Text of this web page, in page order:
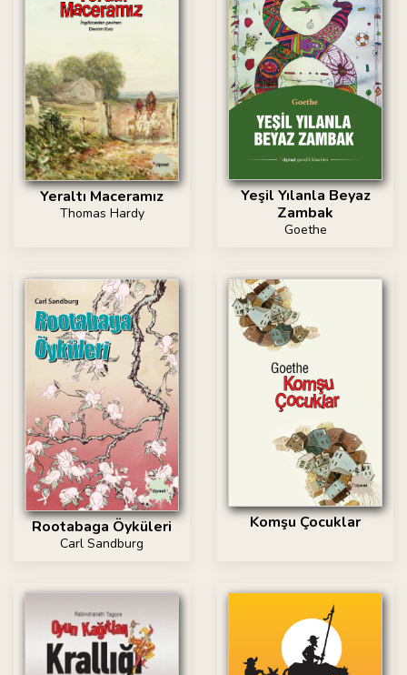
Yeraltı Maceramız
Thomas Hardy
Yeşil Yılanla Beyaz
Zambak
Goethe
Rootabaga Öyküleri
Carl Sandburg
Komşu Çocuklar